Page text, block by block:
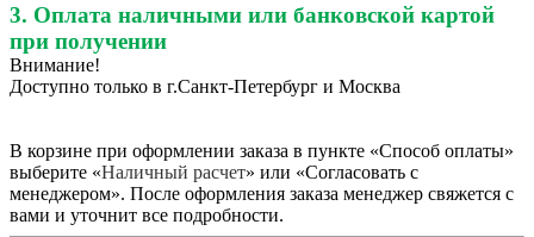
3. Оплата наличными или банковской картой
при получении
Внимание!
Доступно только в г.Санкт-Петербург и Москва
В корзине при оформлении заказа в пункте «Способ оплаты»
выберите «Наличный расчет» или «Согласовать с
менеджером». После оформления заказа менеджер свяжется с
вами и уточнит все подробности.